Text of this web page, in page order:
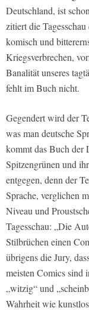
Deutschland, ist
zitiert die
komisch und
Kriegsverbrechen,
Banalität unseres
fehlt im Buch nicht.
Gegendert wird der
was man deutsche
kommt das Buch der
Spitzengrünen und
entgegen, denn der
Sprache, verglichen
Niveau und
Tagesschau: „Die
Stilbrüchen einen
übrigens die Jury,
meisten Comics sind
„witzig“ und
Wahrheit wie